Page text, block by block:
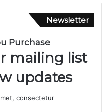
ي
.
ة
Newsletter
Purchase
mailing list
updates!
consectetur.